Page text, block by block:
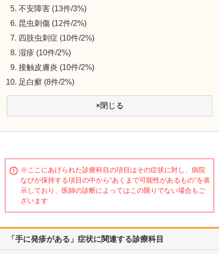
不安障害 (13件/3%)
昆虫刺傷 (12件/2%)
四肢虫刺症 (10件/2%)
湿疹 (10件/2%)
接触皮膚炎 (10件/2%)
足白癬 (8件/2%)
×閉じる
※ここにあげられた診療科目の項目はその症状に対し、病院
なびが保持する項目の中から"あくまで可能性があるもの"を表
示しており、医師の診断によってはこの限りでない場合もご
ざいます
「手に発疹がある」症状に関連する診療科目